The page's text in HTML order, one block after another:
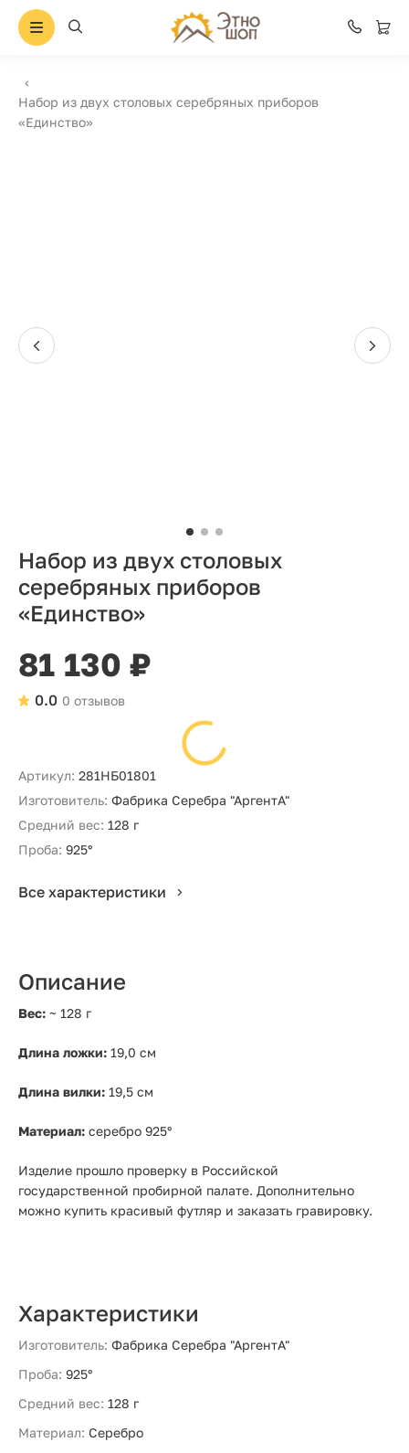
Набор из двух столовых серебряных приборов
«Единство»
Набор из двух столовых
серебряных приборов
«Единство»
81 130 ₽
0 отзывов
0.0
Артикул: 281НБ01801
Изготовитель: Фабрика Серебра "АргентА"
Средний вес: 128 г
Проба: 925°
Все характеристики
Описание
Вес: ~ 128 г
Длина ложки: 19,0 см
Длина вилки: 19,5 см
Материал: серебро 925°
Изделие прошло проверку в Российской
государственной пробирной палате. Дополнительно
можно купить красивый футляр и заказать гравировку.
Характеристики
Изготовитель: Фабрика Серебра "АргентА"
Проба: 925°
Средний вес: 128 г
Материал: Серебро